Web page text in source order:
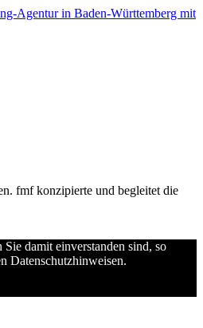
Agentur in Baden-Württemberg mit
fmf konzipierte und begleitet die
damit einverstanden sind, so
Datenschutzhinweisen.